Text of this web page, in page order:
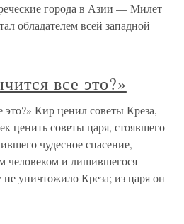
города в Азии — Милет
обладателем всей западной
все это?»
это?» Кир ценил советы Креза,
ценить советы царя, стоявшего
чудесное спасение,
человеком и лишившегося
не уничтожило Креза; из царя он